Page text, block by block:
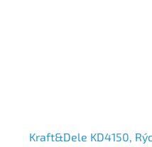
Kraft&Dele KD4150,